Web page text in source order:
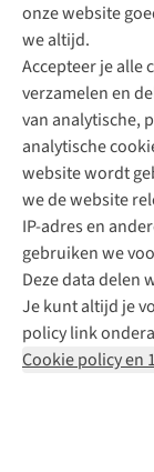
onze website
we altijd.
Accepteer je alle
verzamelen en
van analytische,
analytische
website wordt
we de website
IP-adres en
gebruiken we
Deze data delen
Je kunt altijd je
policy link
Cookie policy en
Direct advies
+31 (0)85
+31 6 12 28